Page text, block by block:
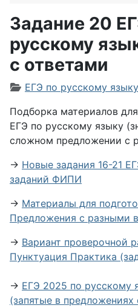
Задание 20
русскому
с ответами
Информация о материале
ЕГЭ по русскому языку
Подборка материалов
ЕГЭ по русскому языку
сложном предложении с
→ Новые задания 16-21
заданий ФИПИ
→ Материалы для
Предложения с разными
→ Вариант проверочной
Пунктуация Практика
→ ЕГЭ 2025 по русскому
(запятые в